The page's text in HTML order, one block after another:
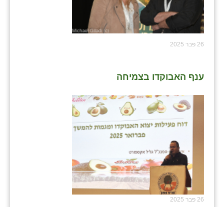
26 פבר 2025
ענף האבוקדו בצמיחה
26 פבר 2025